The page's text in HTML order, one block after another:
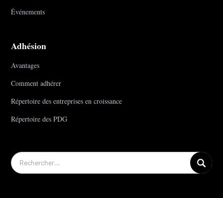
Événements
Adhésion
Avantages
Comment adhérer
Répertoire des entreprises en croissance
Répertoire des PDG